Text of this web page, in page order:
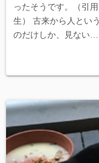
ったそうです。（引
生） 古来から人とい
のだけしか、見ない…